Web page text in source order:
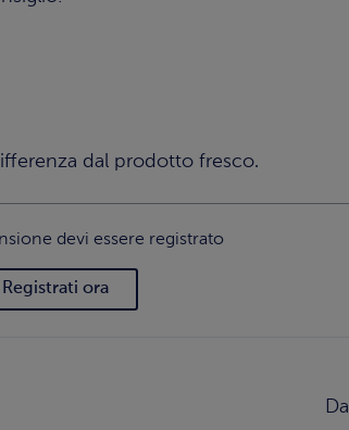
dal prodotto fresco.
devi essere registrato
Registrati ora